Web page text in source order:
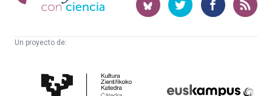
ciencia
Un proyecto de:
Cultura